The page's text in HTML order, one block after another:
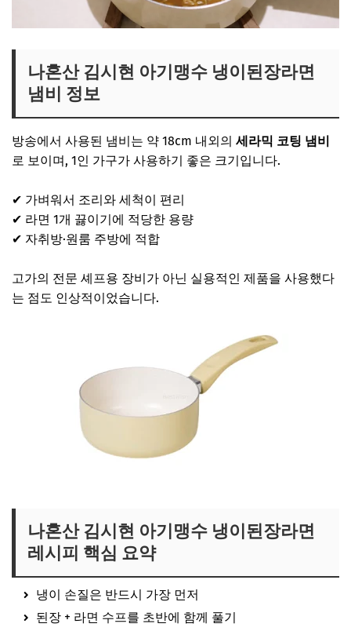
나혼산 김시현 아기맹수 냉이된장라면
냄비 정보
방송에서 사용된 냄비는 약 18cm 내외의 세라믹 코팅 냄비
로 보이며, 1인 가구가 사용하기 좋은 크기입니다.
✔ 가벼워서 조리와 세척이 편리
✔ 라면 1개 끓이기에 적당한 용량
✔ 자취방·원룸 주방에 적합
고가의 전문 셰프용 장비가 아닌 실용적인 제품을 사용했다
는 점도 인상적이었습니다.
나혼산 김시현 아기맹수 냉이된장라면
레시피 핵심 요약
냉이 손질은 반드시 가장 먼저
된장 + 라면 수프를 초반에 함께 풀기